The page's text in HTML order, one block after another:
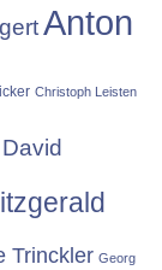
Anton
Christoph Leisten
David
Trinckler Georg